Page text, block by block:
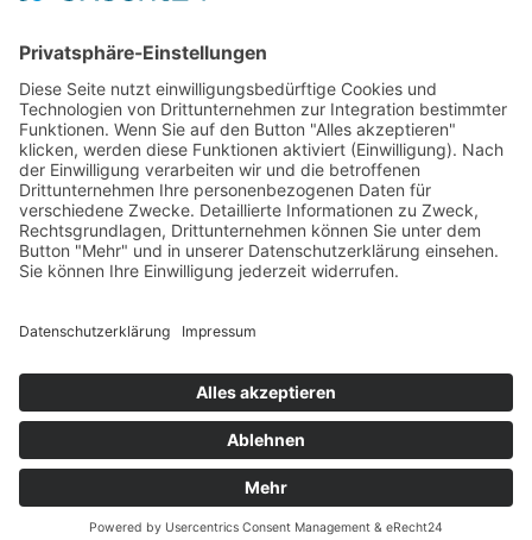
Wir sind spezialisiert auf Exzenterschneckenpumpen und
Impellerpumpen für die Industrie- und Kellereitechnik, sowie
Molchsysteme.
Kontakt
G.A. KIESEL GmbH
Wannenäckerstr. 20
74078 Heilbronn
Tel.: +49 7131 2825-0
info@kiesel-online.de
Impressum
Datenschutzerklärung